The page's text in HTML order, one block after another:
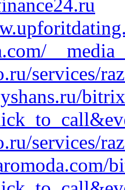
services/
services/